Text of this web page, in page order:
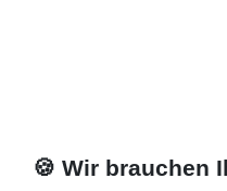
🍪 Wir brauchen